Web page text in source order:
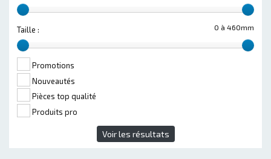
0 à 460mm
Taille :
Promotions
Nouveautés
Pièces top qualité
Produits pro
Voir les résultats